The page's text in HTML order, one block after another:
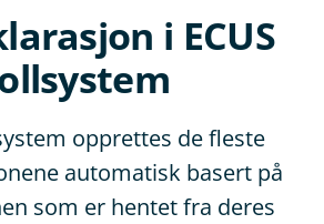
i ECUS
opprettes de fleste
automatisk basert på
som er hentet fra deres